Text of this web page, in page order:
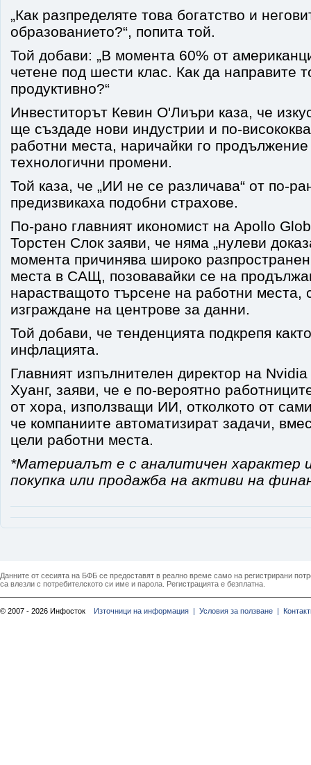
„Как разпределяте това богатство и
образованието?“, попита той.
Той добави: „В момента 60% от
четене под шести клас. Как да направите
продуктивно?“
Инвеститорът Кевин О'Лиъри каза, че
ще създаде нови индустрии и по-
работни места, наричайки го
технологични промени.
Той каза, че „ИИ не се различава“ от по-
предизвикаха подобни страхове.
По-рано главният икономист на Apollo
Торстен Слок заяви, че няма „нулеви
момента причинява широко
места в САЩ, позовавайки се на
нарастващото търсене на работни места,
изграждане на центрове за данни.
Той добави, че тенденцията подкрепя
инфлацията.
Главният изпълнителен директор на
Хуанг, заяви, че е по-вероятно
от хора, използващи ИИ, отколкото от
че компаниите автоматизират задачи,
цели работни места.
*Материалът е с аналитичен характер
покупка или продажба на активи на
Данните от сесията на БФБ се предоставят в реално време само на регистрирани
са влезли с потребителското си име и парола. Регистрацията е безплатна.
© 2007 - 2026 Инфосток Източници на информация | Условия за ползване |